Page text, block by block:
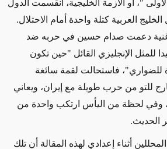
"، أو الأزمة الخليجية، انقسمت الدول
العربية كتلة واحدة أمام الاحتلال.
دعمت صدام حسين في حربه ضد
للمثل الإنجليزي القائل "حين تكون
فاستحالت لقمة سائغة
للتو من حرب طويلة مع إيران، ويعاني
وفي لحظة من اليأس ارتكب واحدة من
الحديث.
أثناء إعدادي لهذه المقالة أن تلك